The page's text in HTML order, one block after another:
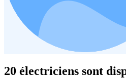
20 électriciens sont